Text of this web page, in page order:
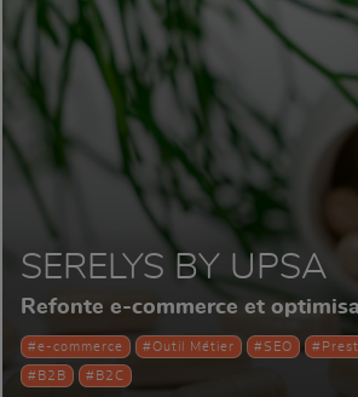
SERELYS BY UPSA
Refonte e-commerce et
#e-commerce #Outil Métier #SEO
#B2B #B2C